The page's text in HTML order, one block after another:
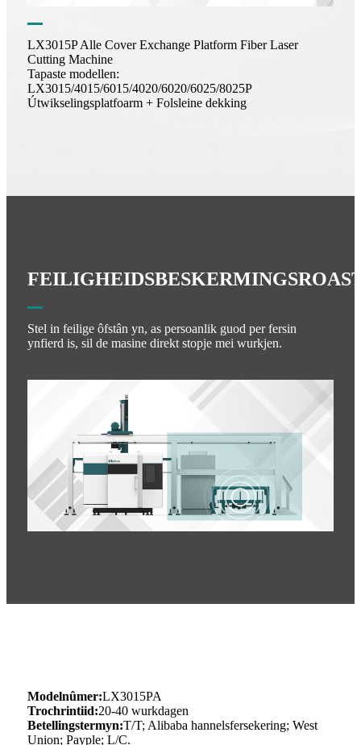
LX3015P Alle Cover Exchange Platform Fiber Laser
Cutting Machine
Tapaste modellen:
LX3015/4015/6015/4020/6020/6025/8025P
Útwikselingsplatfoarm + Folsleine dekking
Stel in feilige ôfstân yn, as persoanlik guod per fersin
ynfierd is, sil de masine direkt stopje mei wurkjen.
Modelnûmer:LX3015PA
Trochrintiid:20-40 wurkdagen
Betellingstermyn:T/T; Alibaba hannelsfersekering; West
Union; Payple; L/C.